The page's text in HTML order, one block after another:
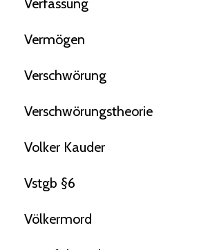
Verfassung
Vermögen
Verschwörung
Verschwörungstheorie
Volker Kauder
Vstgb §6
Völkermord